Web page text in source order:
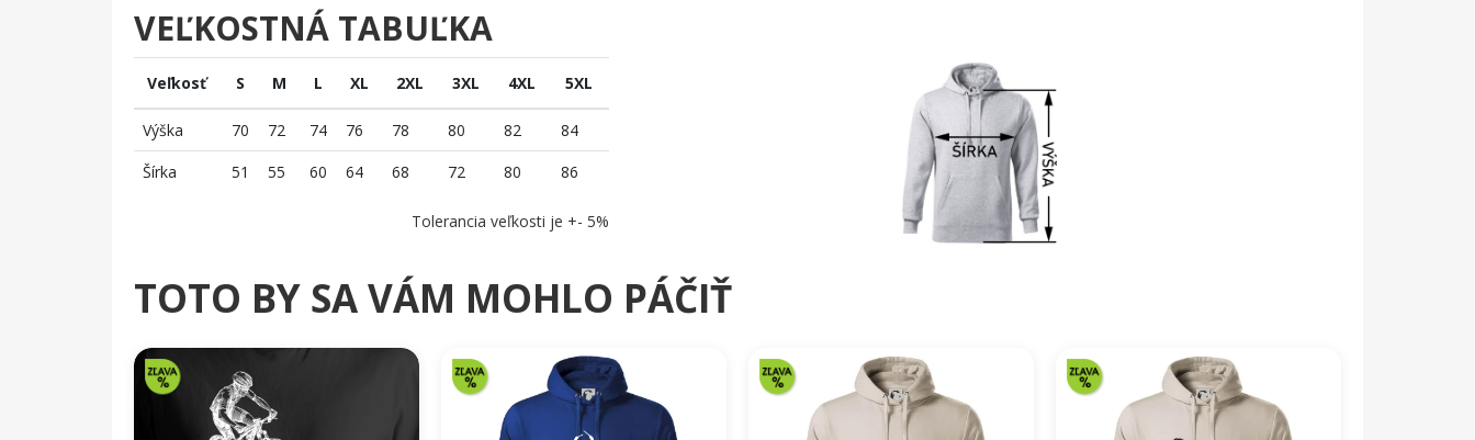
VEĽKOSTNÁ TABUĽKA
Veľkosť S M L XL 2XL 3XL 4XL 5XL
Výška 70 72 74 76 78 80 82
84
Šírka
51 55 60 64 68 72 80 86
Tolerancia veľkosti je +- 5%
TOTO BY SA VÁM MOHLO PÁČIŤ